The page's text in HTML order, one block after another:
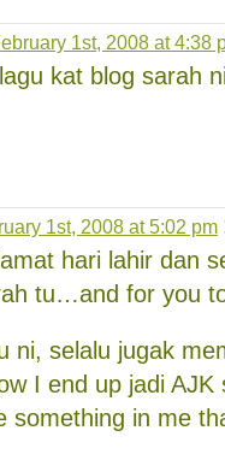
1st, 2008 at 4:38
kat blog sarah
1st, 2008 at 5:02 pm
hari lahir dan
tu…and for you
ni, selalu jugak
I end up jadi
something in me